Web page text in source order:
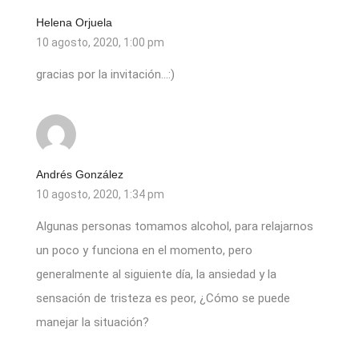
Helena Orjuela
10 agosto, 2020, 1:00 pm
gracias por la invitación…:)
Andrés González
10 agosto, 2020, 1:34 pm
Algunas personas tomamos alcohol, para relajarnos
un poco y funciona en el momento, pero
generalmente al siguiente día, la ansiedad y la
sensación de tristeza es peor, ¿Cómo se puede
manejar la situación?